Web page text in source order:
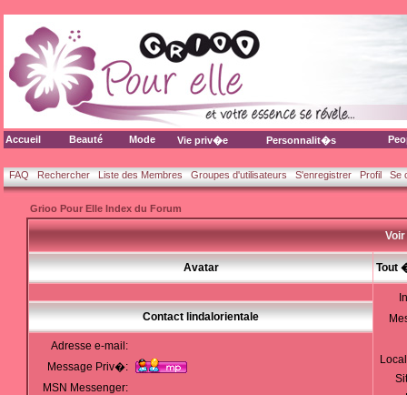
Accueil Beauté Mode Vie priv�e Personnalit�s
FAQ Rechercher Liste des Membres Groupes d'utilisateurs S'enregistrer Profil Se
Grioo Pour Elle Index du Forum
Avatar Tout
Contact lindalorientale
Adresse e-mail:
Message Priv�:
MSN Messenger: